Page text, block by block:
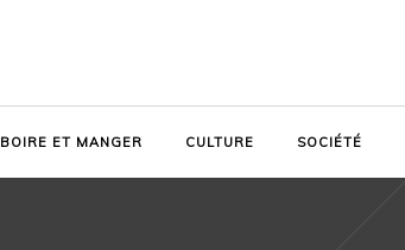
BOIRE ET MANGER CULTURE SOCIÉTÉ